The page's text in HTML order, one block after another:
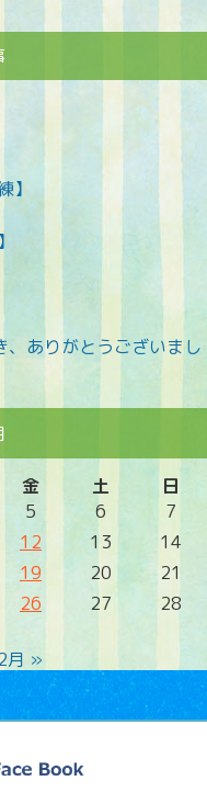
】
、ありがとうございまし
金 土 日
月 »
5 6
7
12 13
14
19 20
21
26 27
28